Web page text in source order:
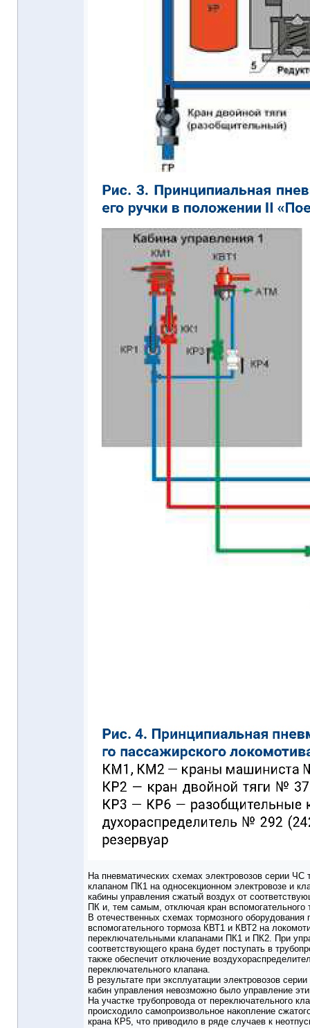
На пневматических схемах электровозов серии
клапаном ПК1 на односекционном электровозе и
кабины управления сжатый воздух от
ПК и, тем самым, отключая кран вспомогательного
В отечественных схемах тормозного
вспомогательного тормоза КВТ1 и КВТ2 на
переключательными клапанами ПК1 и ПК2. При
соответствующего крана будет поступать в
также обеспечит отключение
переключательного клапана.
В результате при эксплуатации электровозов
кабин управления невозможно было управление
На участке трубопровода от переключательного
происходило самопроизвольное накопление
крана КР5, что приводило в ряде случаев к